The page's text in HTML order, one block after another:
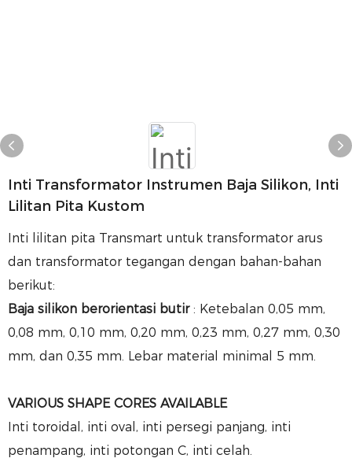
Inti Transformator Instrumen Baja Silikon, Inti
Lilitan Pita Kustom
Inti lilitan pita Transmart untuk transformator arus
dan transformator tegangan dengan bahan-bahan
berikut:
Baja silikon berorientasi butir: Ketebalan 0,05 mm,
0,08 mm, 0,10 mm, 0,20 mm, 0,23 mm, 0,27 mm, 0,30
mm, dan 0,35 mm. Lebar material minimal 5 mm.
VARIOUS SHAPE CORES AVAILABLE
Inti toroidal, inti oval, inti persegi panjang, inti
penampang, inti potongan C, inti celah.